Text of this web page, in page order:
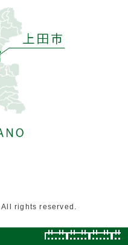
rights reserved.